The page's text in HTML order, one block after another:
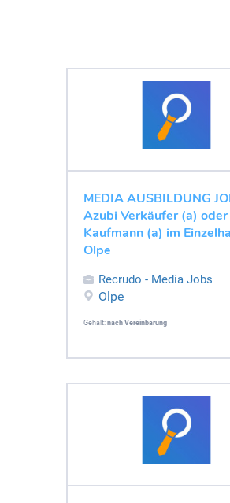
MEDIA AUSBILDUNG
Azubi Verkäufer (a) oder
Kaufmann (a) im
Olpe
Recrudo - Media Jobs
Olpe
Gehalt: nach Vereinbarung